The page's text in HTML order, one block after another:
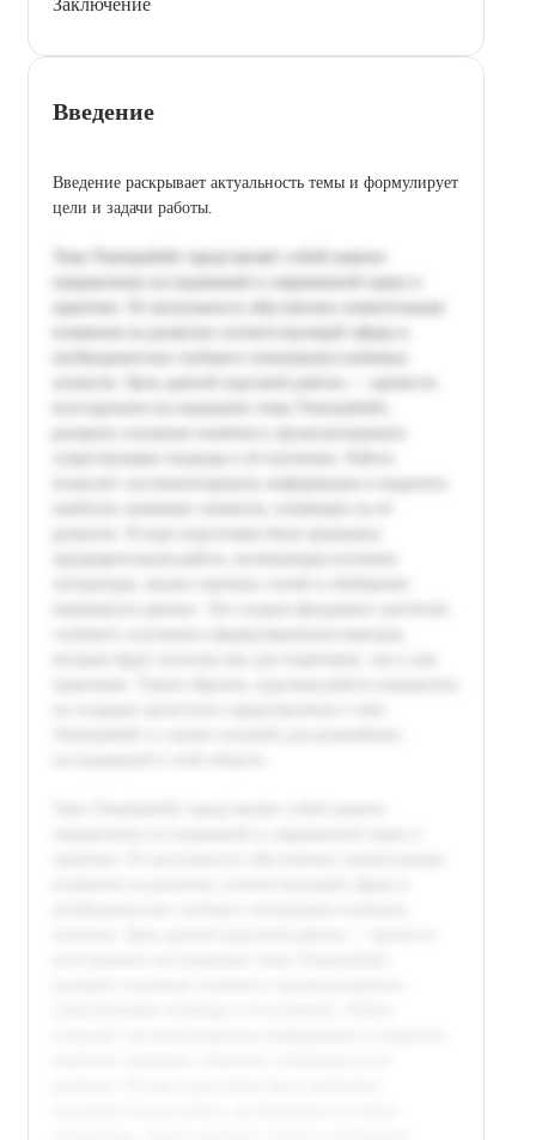
Введение
Введение раскрывает актуальность темы и формулирует
цели и задачи работы.